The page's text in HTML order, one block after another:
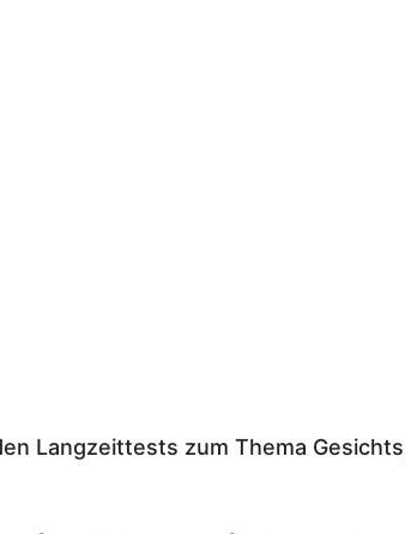
Langzeittests zum Thema